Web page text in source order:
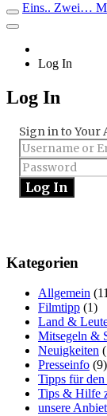
Eins.. Zwei…
Log In
Log In
Sign in to Your
Kategorien
Allgemein
Filmtipp (1)
Land &
Mitsegeln &
Neuigkeiten
Presseinfo (9)
Tipps für den
Tips & Hilfe
unsere